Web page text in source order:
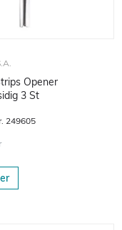
Opener
dobbeltsidig 3 St
249605